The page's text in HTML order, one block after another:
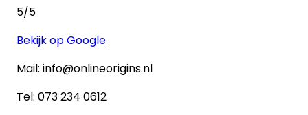
5/5
Bekijk op Google
Mail: info@onlineorigins.nl
Tel: 073 234 0612